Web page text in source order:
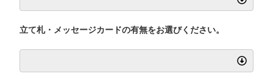
立て札・メッセージカードの有無をお選びください。